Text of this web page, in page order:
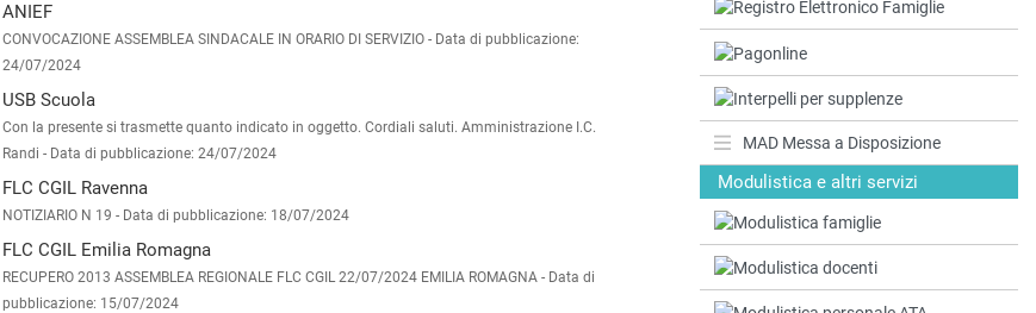
ANIEF
CONVOCAZIONE ASSEMBLEA SINDACALE IN ORARIO DI SERVIZIO - Data di pubblicazione:
24/07/2024
USB Scuola
Con la presente si trasmette quanto indicato in oggetto. Cordiali saluti. Amministrazione I.C.
Randi - Data di pubblicazione: 24/07/2024
FLC CGIL Ravenna
NOTIZIARIO N 19 - Data di pubblicazione: 18/07/2024
FLC CGIL Emilia Romagna
RECUPERO 2013 ASSEMBLEA REGIONALE FLC CGIL 22/07/2024 EMILIA ROMAGNA - Data di
pubblicazione: 15/07/2024
MAD Messa a Disposizione
Modulistica e altri servizi